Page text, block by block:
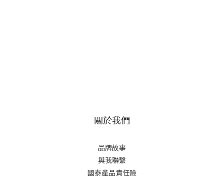
關於我們
品牌故事
與我聯繫
國泰產品責任險